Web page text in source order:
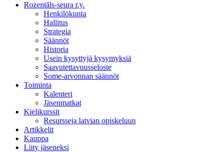
Rozentāls-seura r.y.
Henkilökunta
Hallitus
Strategia
Säännöt
Historia
Usein kysyttyjä kysymyksiä
Saavutettavuusseloste
Some-arvonnan säännöt
Toiminta
Kalenteri
Jäsenmatkat
Kielikurssit
Resursseja latvian opiskeluun
Artikkelit
Kauppa
Liity jäseneksi